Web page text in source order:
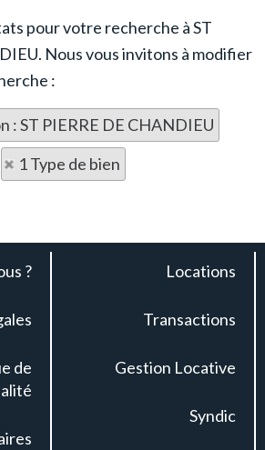
pour votre recherche à ST
Nous vous invitons à modifier
:
: ST PIERRE DE CHANDIEU
1 Type de bien
?
de
Locations
Transactions
Gestion Locative
Syndic